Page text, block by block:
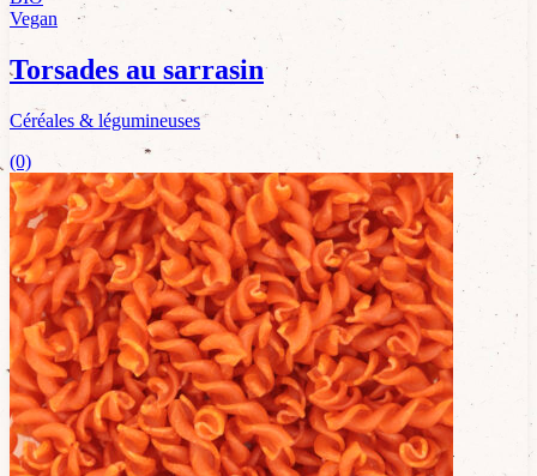
Vegan
Torsades au sarrasin
Céréales & légumineuses
(0)